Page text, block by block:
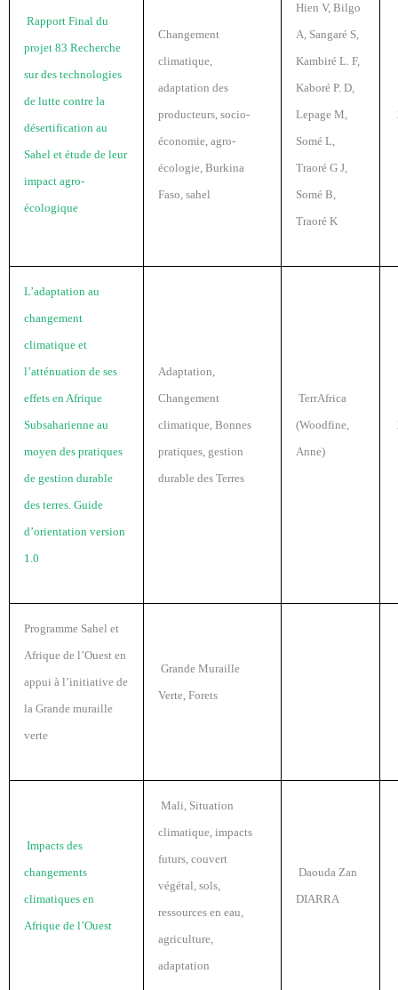
Rapport Final du
projet 83 Recherche
sur des technologies
de lutte contre la
désertification au
Sahel et étude de leur
impact agro-
écologique
Changement
climatique,
adaptation des
producteurs, socio-
économie, agro-
écologie, Burkina
Faso, sahel
Hien V, Bilgo
A, Sangaré S,
Kambiré L. F,
Kaboré P. D,
Lepage M,
Somé L,
Traoré G J,
Somé B,
Traoré K
L’adaptation au
changement
climatique et
l’atténuation de ses
effets en Afrique
Subsaharienne au
moyen des pratiques
de gestion durable
des terres. Guide
d’orientation version
1.0
Adaptation,
Changement
climatique, Bonnes
pratiques, gestion
durable des Terres
TerrAfrica
(Woodfine,
Anne)
Programme Sahel et
Afrique de l’Ouest en
appui à l’initiative de
la Grande muraille
verte
Grande Muraille
Verte, Forets
Impacts des
changements
climatiques en
Afrique de l’Ouest
Mali, Situation
climatique, impacts
futurs, couvert
végétal, sols,
ressources en eau,
agriculture,
adaptation
Daouda Zan
DIARRA